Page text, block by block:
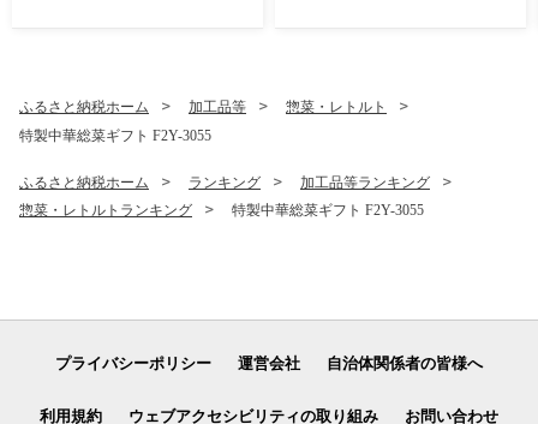
ふるさと納税ホーム 加工品等
惣菜・レトルト
特製中華総菜ギフト F2Y-3055
ふるさと納税ホーム ランキング
加工品等ランキング
惣菜・レトルトランキング
特製中華総菜ギフト F2Y-3055
プライバシーポリシー 運営会社 自治体関係者の皆様へ
利用規約 ウェブアクセシビリティの取り組み お問い合わせ